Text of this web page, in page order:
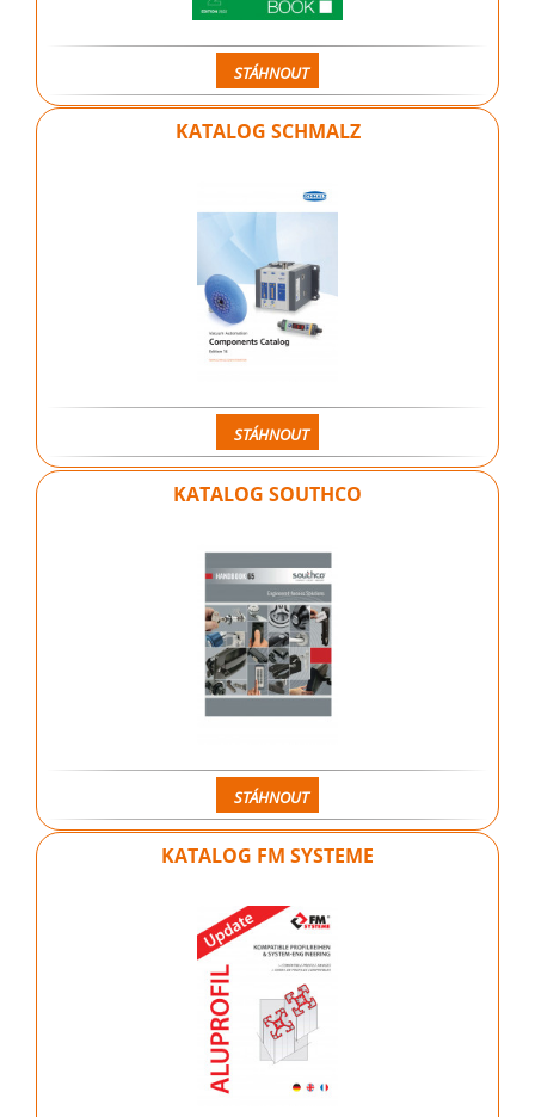
STÁHNOUT
KATALOG SCHMALZ
STÁHNOUT
KATALOG SOUTHCO
STÁHNOUT
KATALOG FM SYSTEME